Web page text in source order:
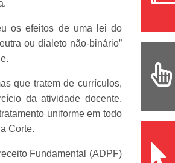
os efeitos de uma lei do
ou dialeto não-binário”
que tratem de currículos,
da atividade docente.
uniforme em todo
Corte.
Fundamental (ADPF)